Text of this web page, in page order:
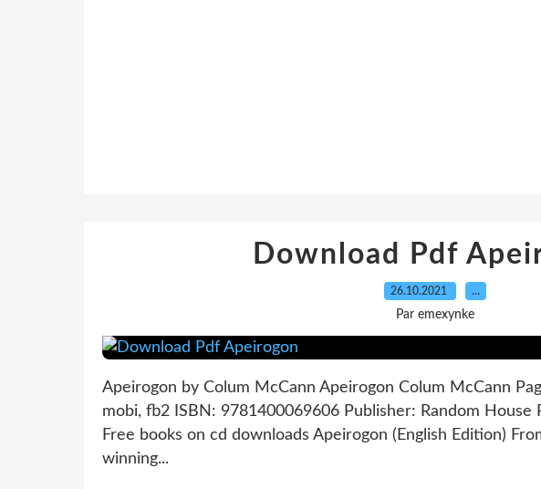
Download Pdf
26.10.2021 …
Par emexynke
Apeirogon by Colum McCann Apeirogon Colum McCann
mobi, fb2 ISBN: 9781400069606 Publisher: Random House
Free books on cd downloads Apeirogon (English Edition)
winning...